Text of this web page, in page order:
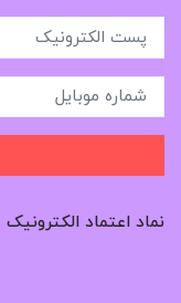
نماد اعتماد الکترونیک